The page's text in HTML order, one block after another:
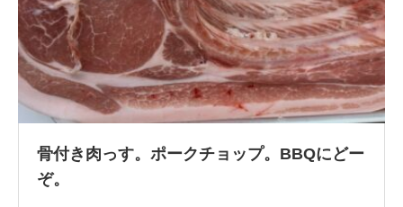
骨付き肉っす。ポークチョップ。BBQにどー
ぞ。